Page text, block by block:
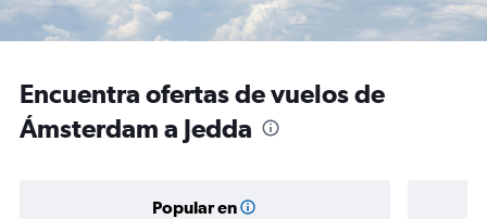
Encuentra ofertas de vuelos de
Ámsterdam a Jedda
Popular en